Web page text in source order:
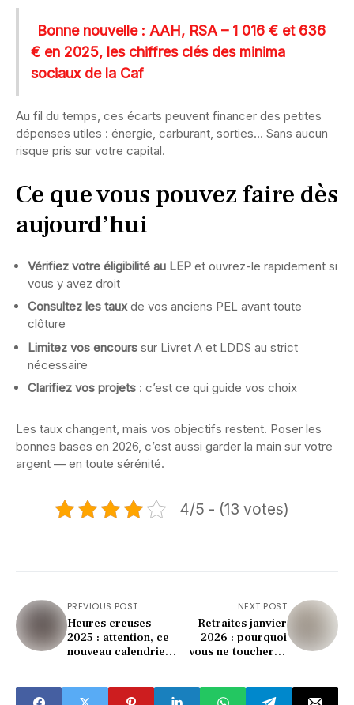
Bonne nouvelle : AAH, RSA – 1 016 € et 636
€ en 2025, les chiffres clés des minima
sociaux de la Caf
Au fil du temps, ces écarts peuvent financer des petites
dépenses utiles : énergie, carburant, sorties… Sans aucun
risque pris sur votre capital.
Ce que vous pouvez faire dès
aujourd’hui
Vérifiez votre éligibilité au LEP et ouvrez-le rapidement si
vous y avez droit
Consultez les tauxde vos anciens PEL avant toute
clôture
Limitez vos encours sur Livret A et LDDS au strict
nécessaire
Clarifiez vos projets : c’est ce qui guide vos choix
Les taux changent, mais vos objectifs restent. Poser les
bonnes bases en 2026, c’est aussi garder la main sur votre
argent — en toute sérénité.
4/5 - (13 votes)
PREVIOUS POST
Heures creuses
2025 : attention, ce
nouveau calendrier
NEXT POST
Retraites janvier
2026 : pourquoi
vous ne toucherez
promesses)